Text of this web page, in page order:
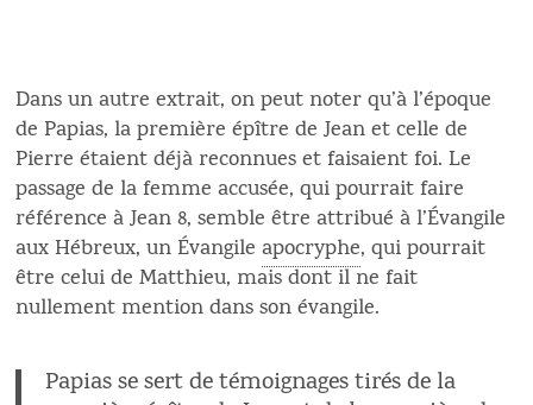
Dans un autre extrait, on peut noter qu’à l’époque
de Papias, la première épître de Jean et celle de
Pierre étaient déjà reconnues et faisaient foi. Le
passage de la femme accusée, qui pourrait faire
référence à Jean 8, semble être attribué à l’Évangile
aux Hébreux, un Évangileapocryphe, qui pourrait
être celui de Matthieu, mais dont il ne fait
nullement mention dans son évangile.
Papias se sert de témoignages tirés de la